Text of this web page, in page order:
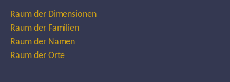
Raum der Dimensionen
Raum der Familien
Raum der Namen
Raum der Orte